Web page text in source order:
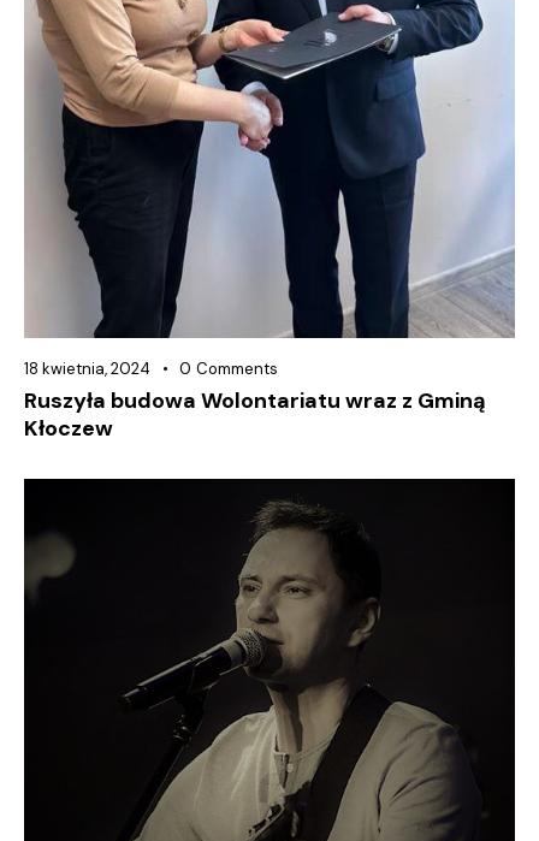
18 kwietnia, 2024 0 Comments
Ruszyła budowa Wolontariatu wraz z Gminą
Kłoczew